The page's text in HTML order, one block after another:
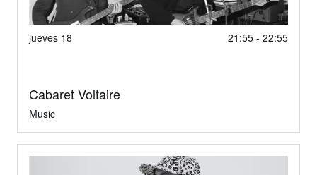
jueves 18 21:55 - 22:55
Cabaret Voltaire
Music